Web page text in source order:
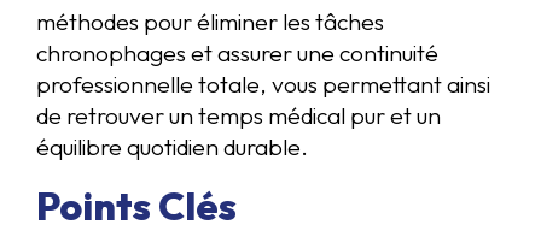
méthodes pour éliminer les tâches
chronophages et assurer une continuité
professionnelle totale, vous permettant ainsi
de retrouver un temps médical pur et un
équilibre quotidien durable.
Points Clés